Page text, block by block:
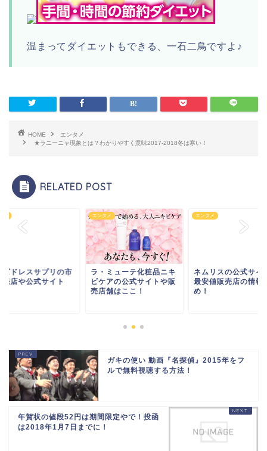
温まってダイエットもできる、一石二鳥ですよ♪
HOME
エンタメ
★ラニーニャ現象とは？わかりやすく意味2017-2018冬は寒い！
RELATED POST
ズドレスサプリの市
売店や公式サイト
エンタメ
ラ・ミューテ化粧品ニキ
ビケアの公式サイトや販
売店舗はここ！
エンタメ
ネムリスの公式サイ
最安値販売店の情報
め！
ガキの使い 動画『名探偵』2015年をフ
ルで無料視聴する方法！
年賀状の値段52円は期間限定やで！投函
は2018年1月7日までに！